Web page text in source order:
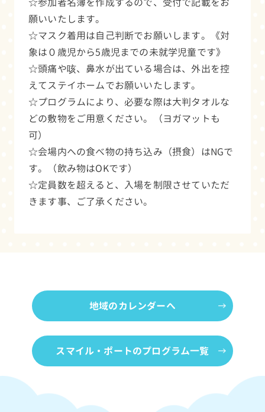
願いいたします。
☆マスク着用は自己判断でお願いします。《対
象は０歳児から5歳児までの未就学児童です》
☆頭痛や咳、鼻水が出ている場合は、外出を控
えてステイホームでお願いいたします。
☆プログラムにより、必要な際は大判タオルな
どの敷物をご用意ください。（ヨガマットも
可）
☆会場内への食べ物の持ち込み（摂食）はNGで
す。（飲み物はOKです）
☆定員数を超えると、入場を制限させていただ
きます事、ご了承ください。
地域のカレンダーへ
スマイル・ポートのプログラム一覧